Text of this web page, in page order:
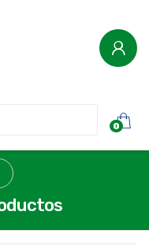
0